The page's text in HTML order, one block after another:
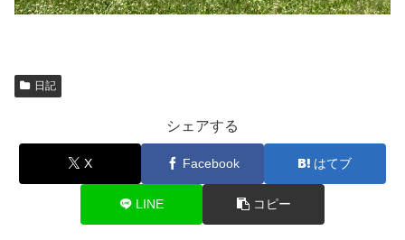
日記
シェアする
X Facebook はてブ
LINE コピー